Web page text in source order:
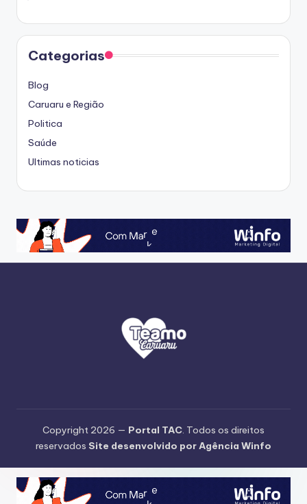
Categorias
Blog
Caruaru e Região
Politica
Saúde
Ultimas noticias
Copyright 2026 — Portal TAC. Todos os direitos
reservados Site desenvolvido por Agência Winfo